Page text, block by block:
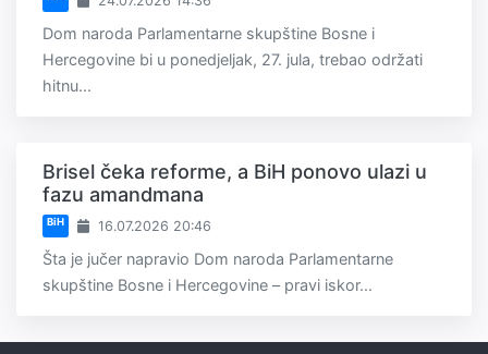
Dom naroda Parlamentarne skupštine Bosne i
Hercegovine bi u ponedjeljak, 27. jula, trebao održati
hitnu...
Brisel čeka reforme, a BiH ponovo ulazi u
fazu amandmana
BiH 16.07.2026 20:46
Šta je jučer napravio Dom naroda Parlamentarne
skupštine Bosne i Hercegovine – pravi iskor...